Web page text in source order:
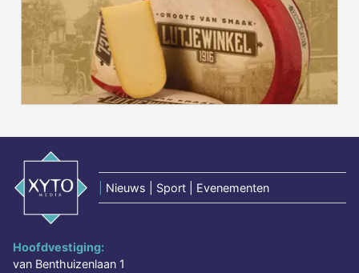
Nieuws | Sport | Evenementen
Hoofdvestiging:
van Benthuizenlaan 1